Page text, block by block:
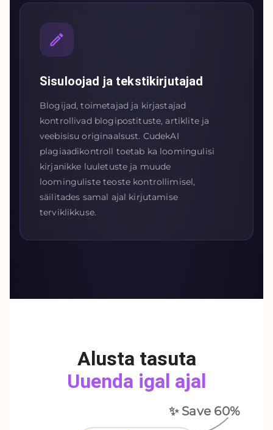
Sisuloojad ja tekstikirjutajad
Blogijad, toimetajad ja kirjastajad
kontrollivad blogipostituste, artiklite ja
veebisisu originaalsust. CudekAI
plagiaadikontroll toetab ka loomingulisi
kirjanikke luuletuste ja muude
loominguliste teoste kontrollimisel,
säilitades samal ajal kirjutamise
terviklikkuse.
Alusta tasuta
Uuenda igal ajal
✨ Save 60%